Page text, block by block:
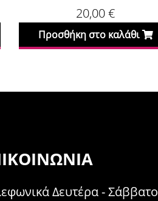
20,00€
Προσθήκη στο καλάθι
Δευτέρα - Σάββατο